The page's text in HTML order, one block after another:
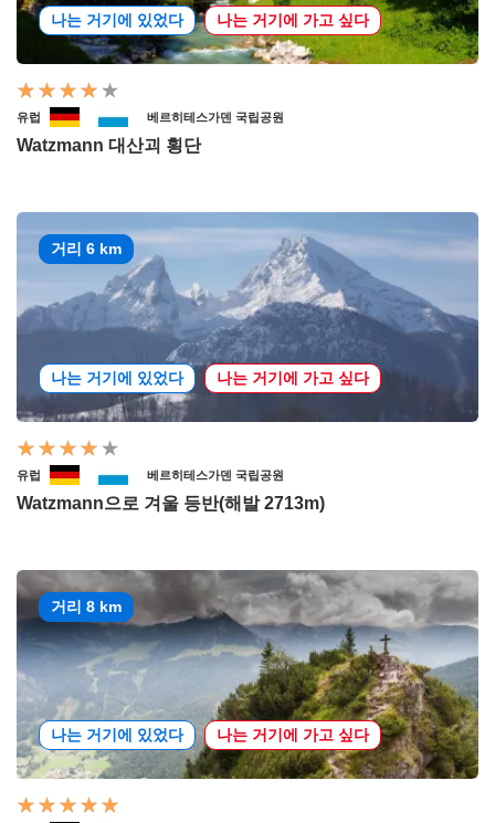
나는 거기에 있었다 나는 거기에 가고 싶다
유럽 베르히테스가덴 국립공원
Watzmann 대산괴 횡단
거리 6 km
나는 거기에 있었다 나는 거기에 가고 싶다
유럽 베르히테스가덴 국립공원
Watzmann으로 겨울 등반(해발 2713m)
거리 8 km
나는 거기에 있었다 나는 거기에 가고 싶다